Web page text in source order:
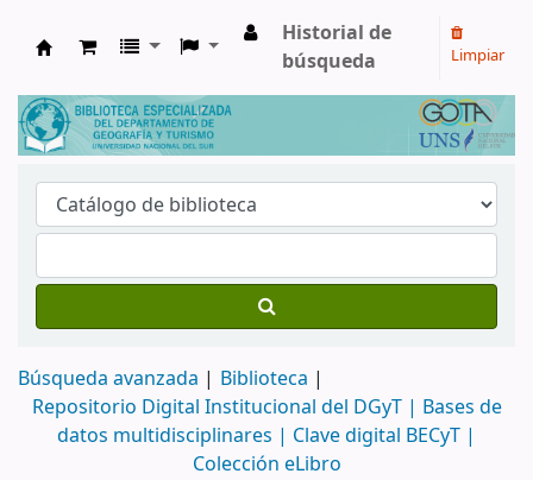
Biblioteca de Geografía y Turismo
Historial de
búsqueda
Limpiar
Búsqueda avanzada
Biblioteca
Repositorio Digital Institucional del DGyT | Bases de
datos multidisciplinares | Clave digital BECyT |
Colección eLibro